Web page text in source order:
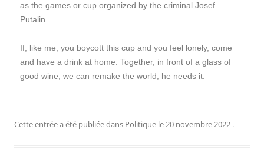
as the games or cup organized by the criminal Josef
Putalin.
If, like me, you boycott this cup and you feel lonely, come
and have a drink at home. Together, in front of a glass of
good wine, we can remake the world, he needs it.
Cette entrée a été publiée dans Politique le20 novembre 2022 .